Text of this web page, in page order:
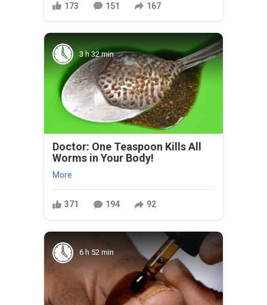
173 151 167
3 h 32 min
Doctor: One Teaspoon Kills All
Worms in Your Body!
More
371 194 92
6 h 52 min